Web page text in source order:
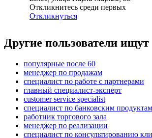
Откликнитесь среди первых
Откликнуться
Другие пользователи ищут
популярные после 60
менеджер по продажам
специалист по работе с партнерами
главный специалист-эксперт
customer service specialist
специалист по банковским продуктам
работник торгового зала
менеджер по реализации
специалист по консультированию